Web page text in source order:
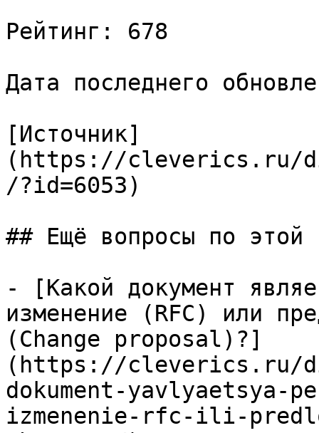
Рейтинг: 678
Дата последнего
[Источник]
(https://cleverics.ru/
/?id=6053)
## Ещё вопросы по этой
- [Какой документ
изменение (RFC) или
(Change proposal)?]
(https://cleverics.ru/
dokument-yavlyaetsya-
izmenenie-rfc-ili-